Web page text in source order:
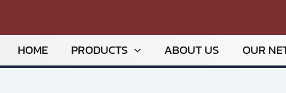
HOME PRODUCTS ABOUT US OUR